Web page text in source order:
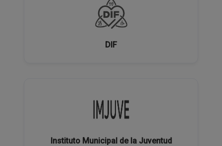
DIF
Instituto Municipal de la Juventud